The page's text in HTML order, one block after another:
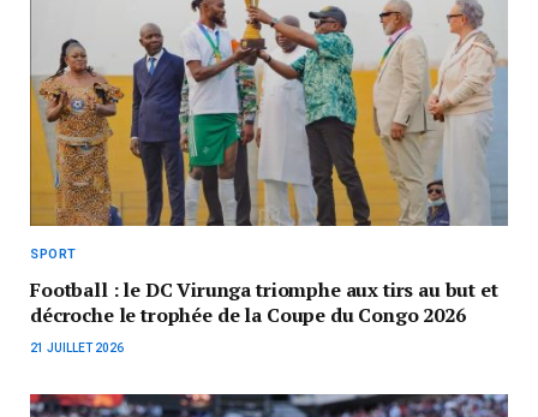
SPORT
Football : le DC Virunga triomphe aux tirs au but et
décroche le trophée de la Coupe du Congo 2026
21 JUILLET 2026